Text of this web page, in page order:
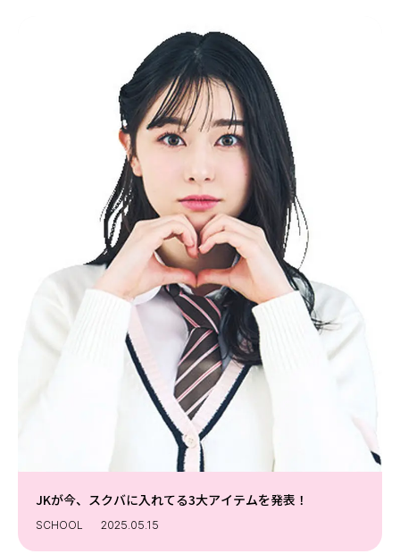
JKが今、スクバに入れてる3大アイテムを発表！
SCHOOL 2025.05.15